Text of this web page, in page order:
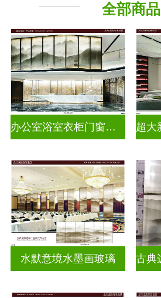
全部商品
办公室浴室衣柜门窗户水墨画玻璃
水默意境水墨画玻璃